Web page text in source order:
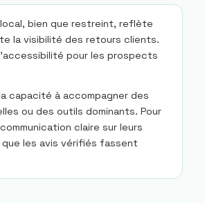
bien que restreint, reflète
la visibilité des retours clients.
pour les prospects
capacité à accompagner des
ou des outils dominants. Pour
claire sur leurs
les avis vérifiés fassent